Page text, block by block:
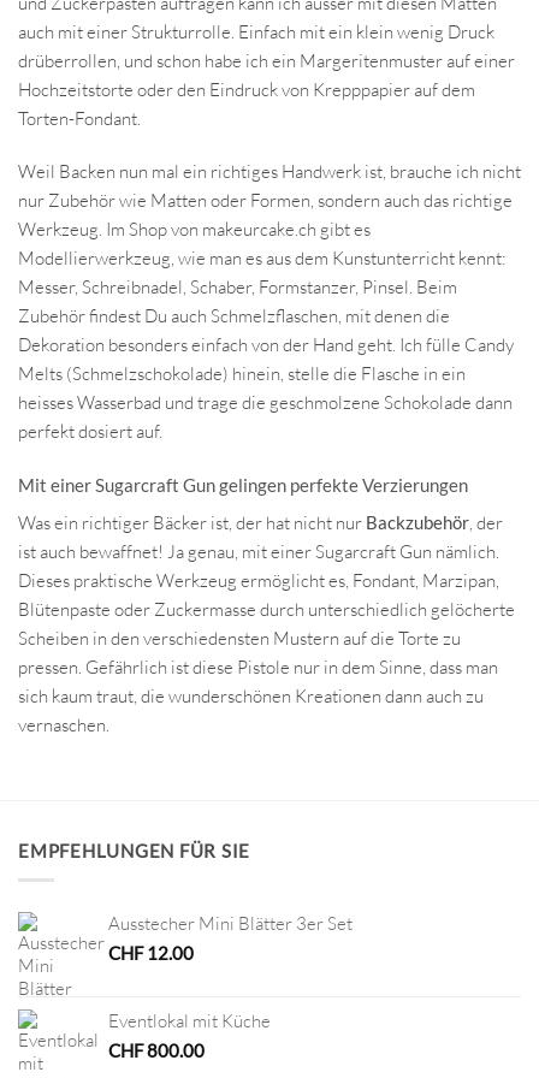
auch mit einer Strukturrolle. Einfach mit ein klein wenig Druck
drüberrollen, und schon habe ich ein Margeritenmuster auf einer
Hochzeitstorte oder den Eindruck von Krepppapier auf dem
Torten-Fondant.
Weil Backen nun mal ein richtiges Handwerk ist, brauche ich nicht
nur Zubehör wie Matten oder Formen, sondern auch das richtige
Werkzeug. Im Shop von makeurcake.ch gibt es
Modellierwerkzeug, wie man es aus dem Kunstunterricht kennt:
Messer, Schreibnadel, Schaber, Formstanzer, Pinsel. Beim
Zubehör findest Du auch Schmelzflaschen, mit denen die
Dekoration besonders einfach von der Hand geht. Ich fülle Candy
Melts (Schmelzschokolade) hinein, stelle die Flasche in ein
heisses Wasserbad und trage die geschmolzene Schokolade dann
perfekt dosiert auf.
Mit einer Sugarcraft Gun gelingen perfekte Verzierungen
Was ein richtiger Bäcker ist, der hat nicht nur Backzubehör, der
ist auch bewaffnet! Ja genau, mit einer Sugarcraft Gun nämlich.
Dieses praktische Werkzeug ermöglicht es, Fondant, Marzipan,
Blütenpaste oder Zuckermasse durch unterschiedlich gelöcherte
Scheiben in den verschiedensten Mustern auf die Torte zu
pressen. Gefährlich ist diese Pistole nur in dem Sinne, dass man
sich kaum traut, die wunderschönen Kreationen dann auch zu
vernaschen.
EMPFEHLUNGEN FÜR SIE
Ausstecher Mini Blätter 3er Set
CHF12.00
Eventlokal mit Küche
CHF800.00